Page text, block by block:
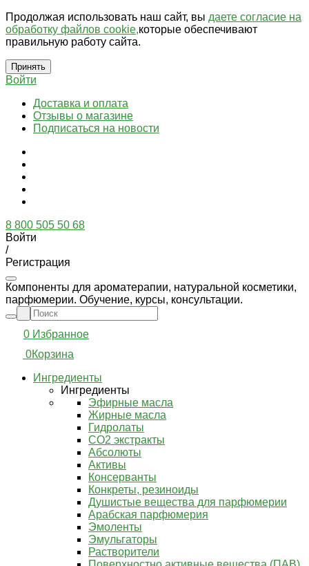
Продолжая использовать наш сайт, вы даете согласие на
обработку файлов cookie,которые обеспечивают
правильную работу сайта.
Принять
Войти
Доставка и оплата
Отзывы о магазине
Подписаться на новости
8 800 505 50 68
Войти
/
Регистрация
Компоненты для ароматерапии, натуральной косметики,
парфюмерии. Обучение, курсы, консультации.
0 Избранное
0Корзина
Ингредиенты
Ингредиенты
Эфирные масла
Жирные масла
Гидролаты
СО2 экстракты
Абсолюты
Активы
Консерванты
Конкреты, резиноиды
Душистые вещества для парфюмерии
Арабская парфюмерия
Эмоленты
Эмульгаторы
Растворители